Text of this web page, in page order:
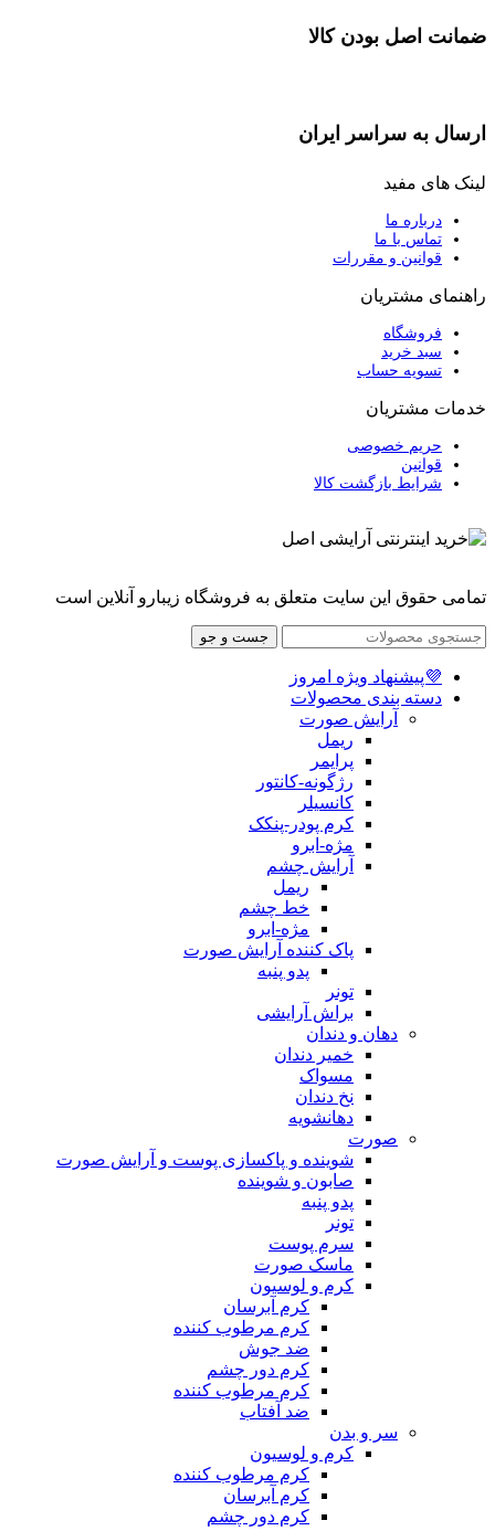
ضمانت اصل بودن کالا
ارسال به سراسر ایران
لینک های مفید
درباره ما
تماس با ما
قوانین و مقررات
راهنمای مشتریان
فروشگاه
سبد خرید
تسویه حساب
خدمات مشتریان
حریم خصوصی
قوانین
شرایط بازگشت کالا
تمامی حقوق این سایت متعلق به فروشگاه زیبارو آنلاین است
جست و جو
💜پیشنهاد ویژه امروز
دسته بندی محصولات
آرایش صورت
ریمل
پرایمر
رژگونه-کانتور
کانسیلر
کرم پودر-پنکک
مژه-ابرو
آرایش چشم
ریمل
خط چشم
مژه-ابرو
پاک کننده آرایش صورت
پدو پنبه
تونر
براش آرایشی
دهان و دندان
خمیر دندان
مسواک
نخ دندان
دهانشویه
صورت
شوینده و پاکسازی پوست و آرایش صورت
صابون و شوینده
پدو پنبه
تونر
سرم پوست
ماسک صورت
کرم و لوسیون
کرم آبرسان
کرم مرطوب کننده
ضد جوش
کرم دور چشم
کرم مرطوب کننده
ضد آفتاب
سر و بدن
کرم و لوسیون
کرم مرطوب کننده
کرم آبرسان
کرم دور چشم